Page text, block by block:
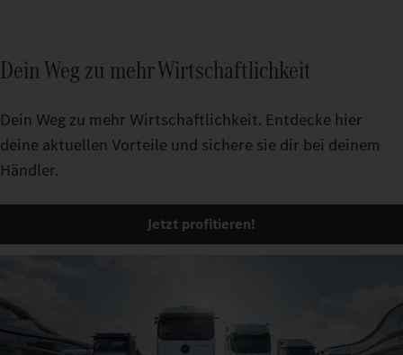
Dein Weg zu mehr Wirtschaftlichkeit
Dein Weg zu mehr Wirtschaftlichkeit. Entdecke hier
deine aktuellen Vorteile und sichere sie dir bei deinem
Händler.
Jetzt profitieren!